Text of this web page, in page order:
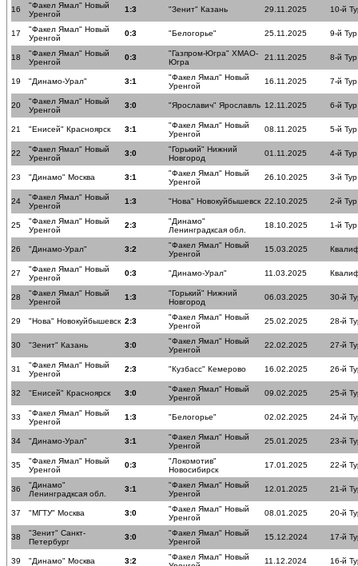
16
"Факел Ямал" Новый
Уренгой
1:3 "Зенит" Казань 29.11.2025 10-й
17
"Факел Ямал" Новый
Уренгой
0:3 "Белогорье" 25.11.2025 9-й Тур
18
"Факел Ямал" Новый
Уренгой
0:3
"Газпром-Югра" ХМАО-
Югра
21.11.2025 8-й Тур
19 "Динамо-Урал" 3:1
"Факел Ямал" Новый
Уренгой
16.11.2025 7-й Тур
20
"Факел Ямал" Новый
Уренгой
3:0 "Ярославич" Ярославль 12.11.2025 6-й Тур
21 "Енисей" Красноярск 3:1
"Факел Ямал" Новый
Уренгой
08.11.2025 5-й Тур
22
"Факел Ямал" Новый
Уренгой
3:0
"Горький" Нижний
Новгород
01.11.2025 4-й Тур
23 "Динамо" Москва 3:1
"Факел Ямал" Новый
Уренгой
26.10.2025 3-й Тур
24
"Факел Ямал" Новый
Уренгой
1:3 "Нова" Новокуйбышевск 22.10.2025 2-й Тур
25
"Факел Ямал" Новый
Уренгой
2:3
"Динамо"
Ленинградксая обл.
18.10.2025 1-й Тур
26 "Динамо-Урал" 3:2
"Факел Ямал" Новый
Уренгой
15.03.2025
27
"Факел Ямал" Новый
Уренгой
0:3 "Динамо-Урал" 11.03.2025
28
"Факел Ямал" Новый
Уренгой
1:3
"Горький" Нижний
Новгород
06.03.2025 30-й
29 "Нова" Новокуйбышевск 2:3
"Факел Ямал" Новый
Уренгой
25.02.2025 28-й
30 "Зенит" Казань 3:0
"Факел Ямал" Новый
Уренгой
22.02.2025 27-й
31
"Факел Ямал" Новый
Уренгой
2:3 "Кузбасс" Кемерово 16.02.2025 26-й
32 "Енисей" Красноярск 3:0
"Факел Ямал" Новый
Уренгой
09.02.2025 25-й
33
"Факел Ямал" Новый
Уренгой
1:3 "Белогорье" 02.02.2025 24-й
34 "Динамо-Урал" 3:1
"Факел Ямал" Новый
Уренгой
25.01.2025 23-й
35
"Факел Ямал" Новый
Уренгой
0:3
"Локомотив"
Новосибирск
17.01.2025 22-й
36
"Динамо"
Ленинградксая обл.
3:1
"Факел Ямал" Новый
Уренгой
12.01.2025 21-й
37 "МГТУ" Москва 3:0
"Факел Ямал" Новый
Уренгой
08.01.2025 20-й
38
"Зенит" Санкт-
Петербург
3:0
"Факел Ямал" Новый
Уренгой
15.12.2024 17-й
39 "Динамо" Москва 3:2
"Факел Ямал" Новый
11.12.2024 16-й